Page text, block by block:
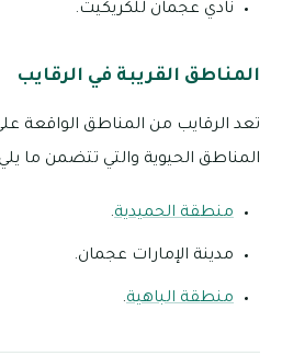
نادي عجمان للكريكيت.
المناطق القريبة في الرقايب
تعد الرقايب من المناطق الواقعة
المناطق الحيوية والتي تتضمن ما
منطقة الحميدية.
مدينة الإمارات عجمان.
منطقة الباهية.